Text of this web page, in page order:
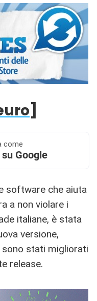
]
come
Google
software che aiuta
a non violare i
italiane, è stata
versione,
sono stati migliorati
release.